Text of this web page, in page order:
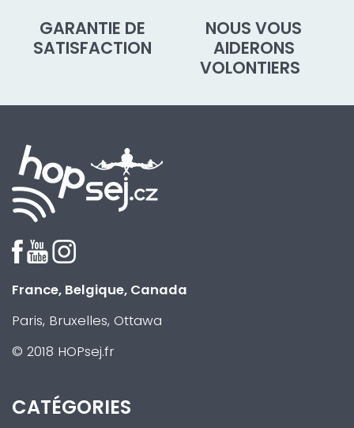
GARANTIE DE
SATISFACTION
NOUS VOUS
AIDERONS
VOLONTIERS
France, Belgique, Canada
Paris, Bruxelles, Ottawa
© 2018 HOPsej.fr
CATÉGORIES